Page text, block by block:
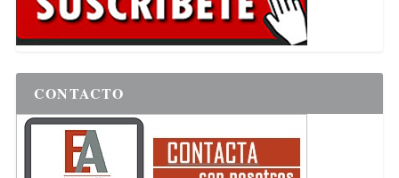
CONTACTO